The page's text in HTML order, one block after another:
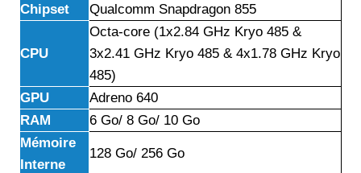
Chipset
Qualcomm Snapdragon 855
CPU
Octa-core (1x2.84 GHz Kryo 485 &
3x2.41 GHz Kryo 485 & 4x1.78 GHz Kryo
485)
GPU
Adreno 640
RAM
6 Go/ 8 Go/ 10 Go
Mémoire
Interne
128 Go/ 256 Go